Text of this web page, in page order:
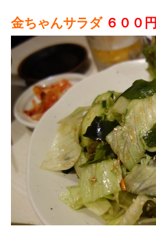
金ちゃんサラダ ６００円